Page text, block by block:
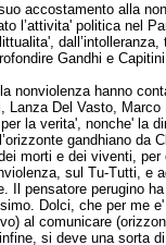
accostamento alla
l’attivita' politica nel
Gandhi e
nonviolenza hanno
Del Vasto, Marco
la verita', nonche' la
gandhiano da
morti e dei viventi,
sul Tu-Tutti,
Il pensatore perugino
Dolci, che per me
al comunicare
si deve una sorta